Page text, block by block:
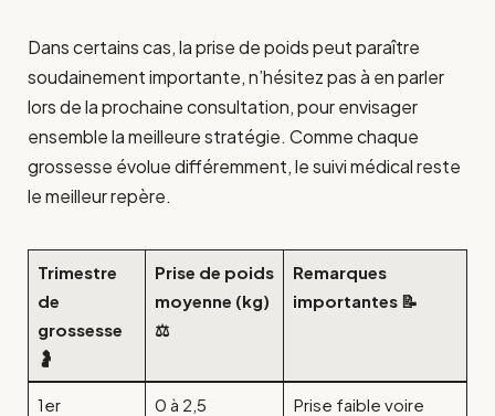
Dans certains cas, la prise de poids peut paraître
soudainement importante, n’hésitez pas à en parler
lors de la prochaine consultation, pour envisager
ensemble la meilleure stratégie. Comme chaque
grossesse évolue différemment, le suivi médical reste
le meilleur repère.
Trimestre
de
grossesse
🤰
Prise de poids
moyenne (kg)
⚖️
Remarques
importantes 📝
1er
0 à 2,5
Prise faible voire